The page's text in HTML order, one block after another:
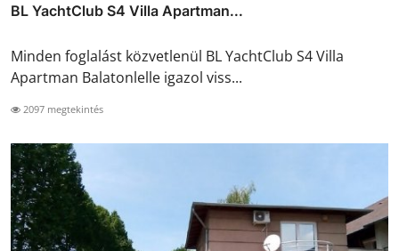
BL YachtClub S4 Villa Apartman...
Minden foglalást közvetlenül BL YachtClub S4 Villa
Apartman Balatonlelle igazol viss...
2097 megtekintés